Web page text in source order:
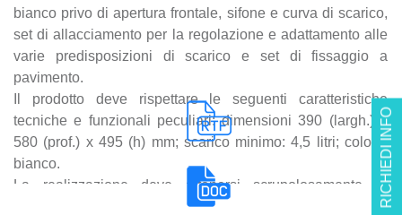
RICHIEDI INFO
bianco privo di apertura frontale, sifone e curva di scarico,
set di allacciamento per la regolazione e adattamento alle
varie predisposizioni di scarico e set di fissaggio a
pavimento.
Il prodotto deve rispettare le seguenti caratteristiche
tecniche e funzionali peculiari: dimensioni 390 (largh.) x
580 (prof.) x 495 (h) mm; scarico minimo: 4,5 litri; colore:
bianco.
La realizzazione deve attenersi scrupolosamente al
contenuto del progetto esecutivo ed alle prescrizioni